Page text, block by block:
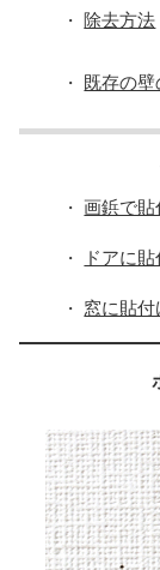
・ 除去方法
・ 既存の壁
・画鋲で貼
・ ドアに
・ 窓に貼付